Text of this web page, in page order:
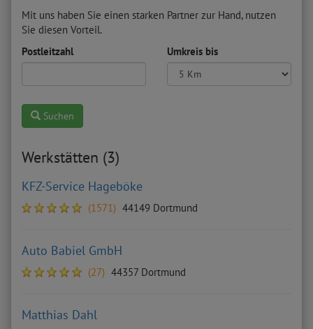
Mit uns haben Sie einen starken Partner zur Hand, nutzen
Sie diesen Vorteil.
Postleitzahl
Umkreis bis
Suchen
Werkstätten (3)
KFZ-Service Hageböke
(1571) 44149 Dortmund
Auto Babiel GmbH
(27) 44357 Dortmund
Matthias Dahl